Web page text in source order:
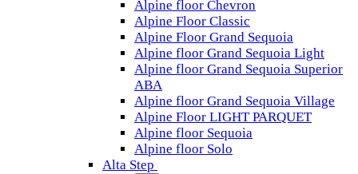
Alpine floor Chevron
Alpine Floor Classic
Alpine Floor Grand Sequoia
Alpine floor Grand Sequoia Light
Alpine floor Grand Sequoia Superior
ABA
Alpine floor Grand Sequoia Village
Alpine Floor LIGHT PARQUET
Alpine floor Sequoia
Alpine floor Solo
Alta Step